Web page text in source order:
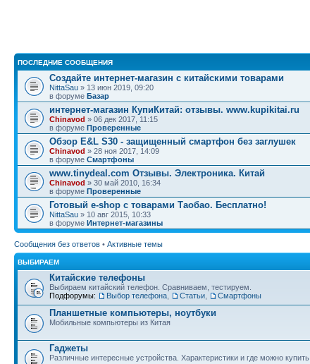
ПОСЛЕДНИЕ СООБЩЕНИЯ
Создайте интернет-магазин с китайскими товарами
NittaSau » 13 июн 2019, 09:20
в форуме Базар
интернет-магазин КупиКитай: отзывы. www.kupikitai.ru
Chinavod » 06 дек 2017, 11:15
в форуме Проверенные
Обзор E&L S30 - защищенный смартфон без заглушек
Chinavod » 28 ноя 2017, 14:09
в форуме Смартфоны
www.tinydeal.com Отзывы. Электроника. Китай
Chinavod » 30 май 2010, 16:34
в форуме Проверенные
Готовый e-shop с товарами Таобао. Бесплатно!
NittaSau » 10 авг 2015, 10:33
в форуме Интернет-магазины
Сообщения без ответов • Активные темы
ВЫБИРАЕМ
Китайские телефоны
Выбираем китайский телефон. Сравниваем, тестируем.
Подфорумы:
Выбор телефона Статьи Смартфоны
Планшетные компьютеры, ноутбуки
Мобильные компьютеры из Китая
Гаджеты
Различные интересные устройства. Характеристики и где можно купить.